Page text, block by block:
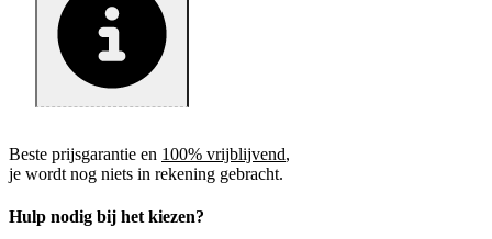
Beste prijsgarantie en 100% vrijblijvend,
je wordt nog niets in rekening gebracht.
Hulp nodig bij het kiezen?